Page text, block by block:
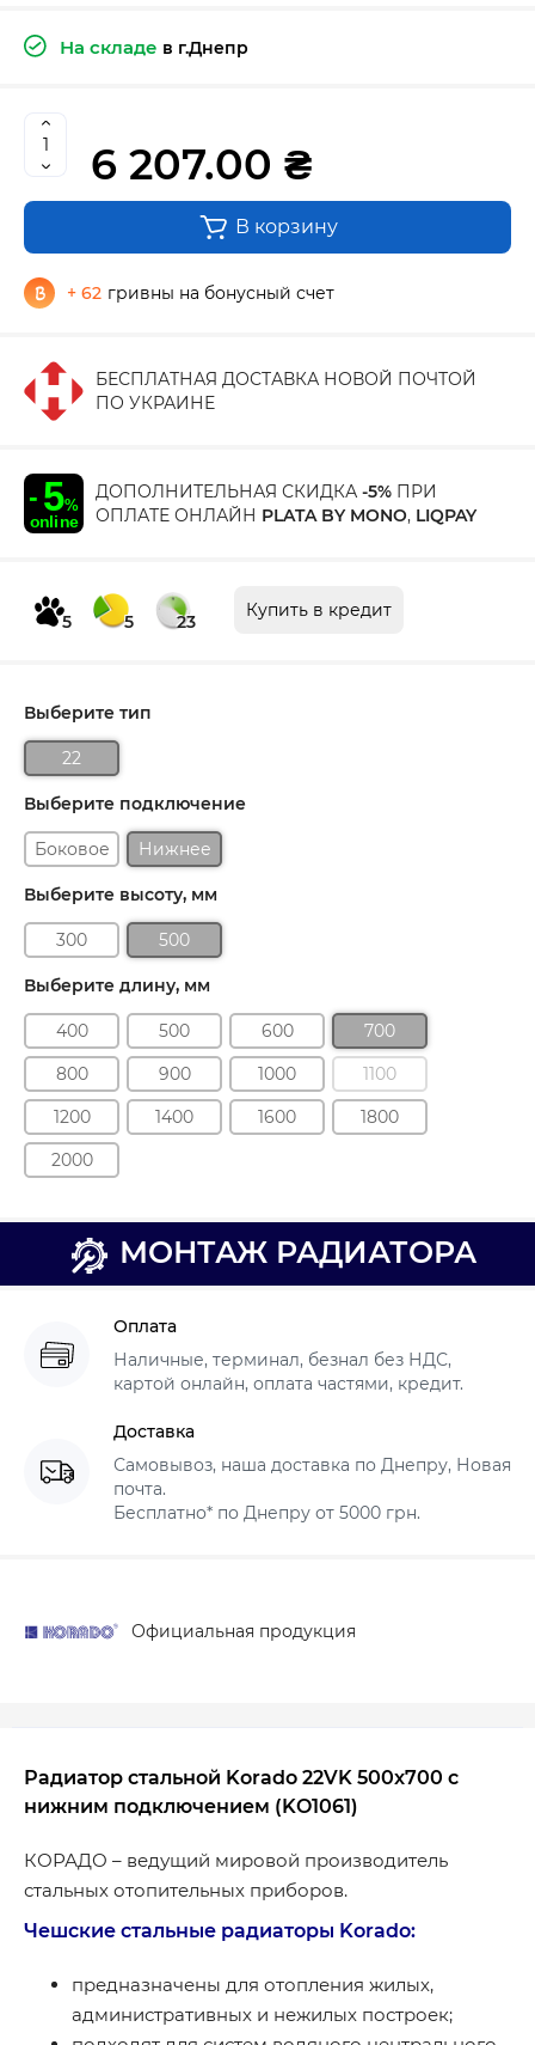
На складе в г.Днепр
6 207.00 ₴
В корзину
+ 62 гривны на бонусный счет
БЕСПЛАТНАЯ ДОСТАВКА НОВОЙ ПОЧТОЙ
ПО УКРАИНЕ
ДОПОЛНИТЕЛЬНАЯ СКИДКА -5% ПРИ
ОПЛАТЕ ОНЛАЙН PLATA BY MONO, LIQPAY
5 5 23
Купить в кредит
Выберите тип
22
Выберите подключение
Боковое Нижнее
Выберите высоту, мм
300 500
Выберите длину, мм
400 500 600
700
800
900 1000
1100
1200
1400 1600
1800
2000
МОНТАЖ РАДИАТОРА
Оплата
Наличные, терминал, безнал без НДС,
картой онлайн, оплата частями, кредит.
Доставка
Самовывоз, наша доставка по Днепру, Новая
почта.
Бесплатно* по Днепру от 5000 грн.
Официальная продукция
Радиатор стальной Korado 22VK 500x700 с
нижним подключением (KO1061)
КОРАДО – ведущий мировой производитель
стальных отопительных приборов.
Чешские стальные радиаторы Korado:
предназначены для отопления жилых,
административных и нежилых построек;